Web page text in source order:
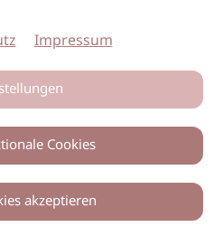
0
Impressum
Cookies
akzeptieren